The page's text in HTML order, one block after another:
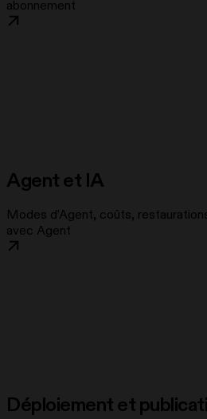
abonnement
Agent et IA
Modes d’Agent, coûts,
avec Agent
Déploiement et